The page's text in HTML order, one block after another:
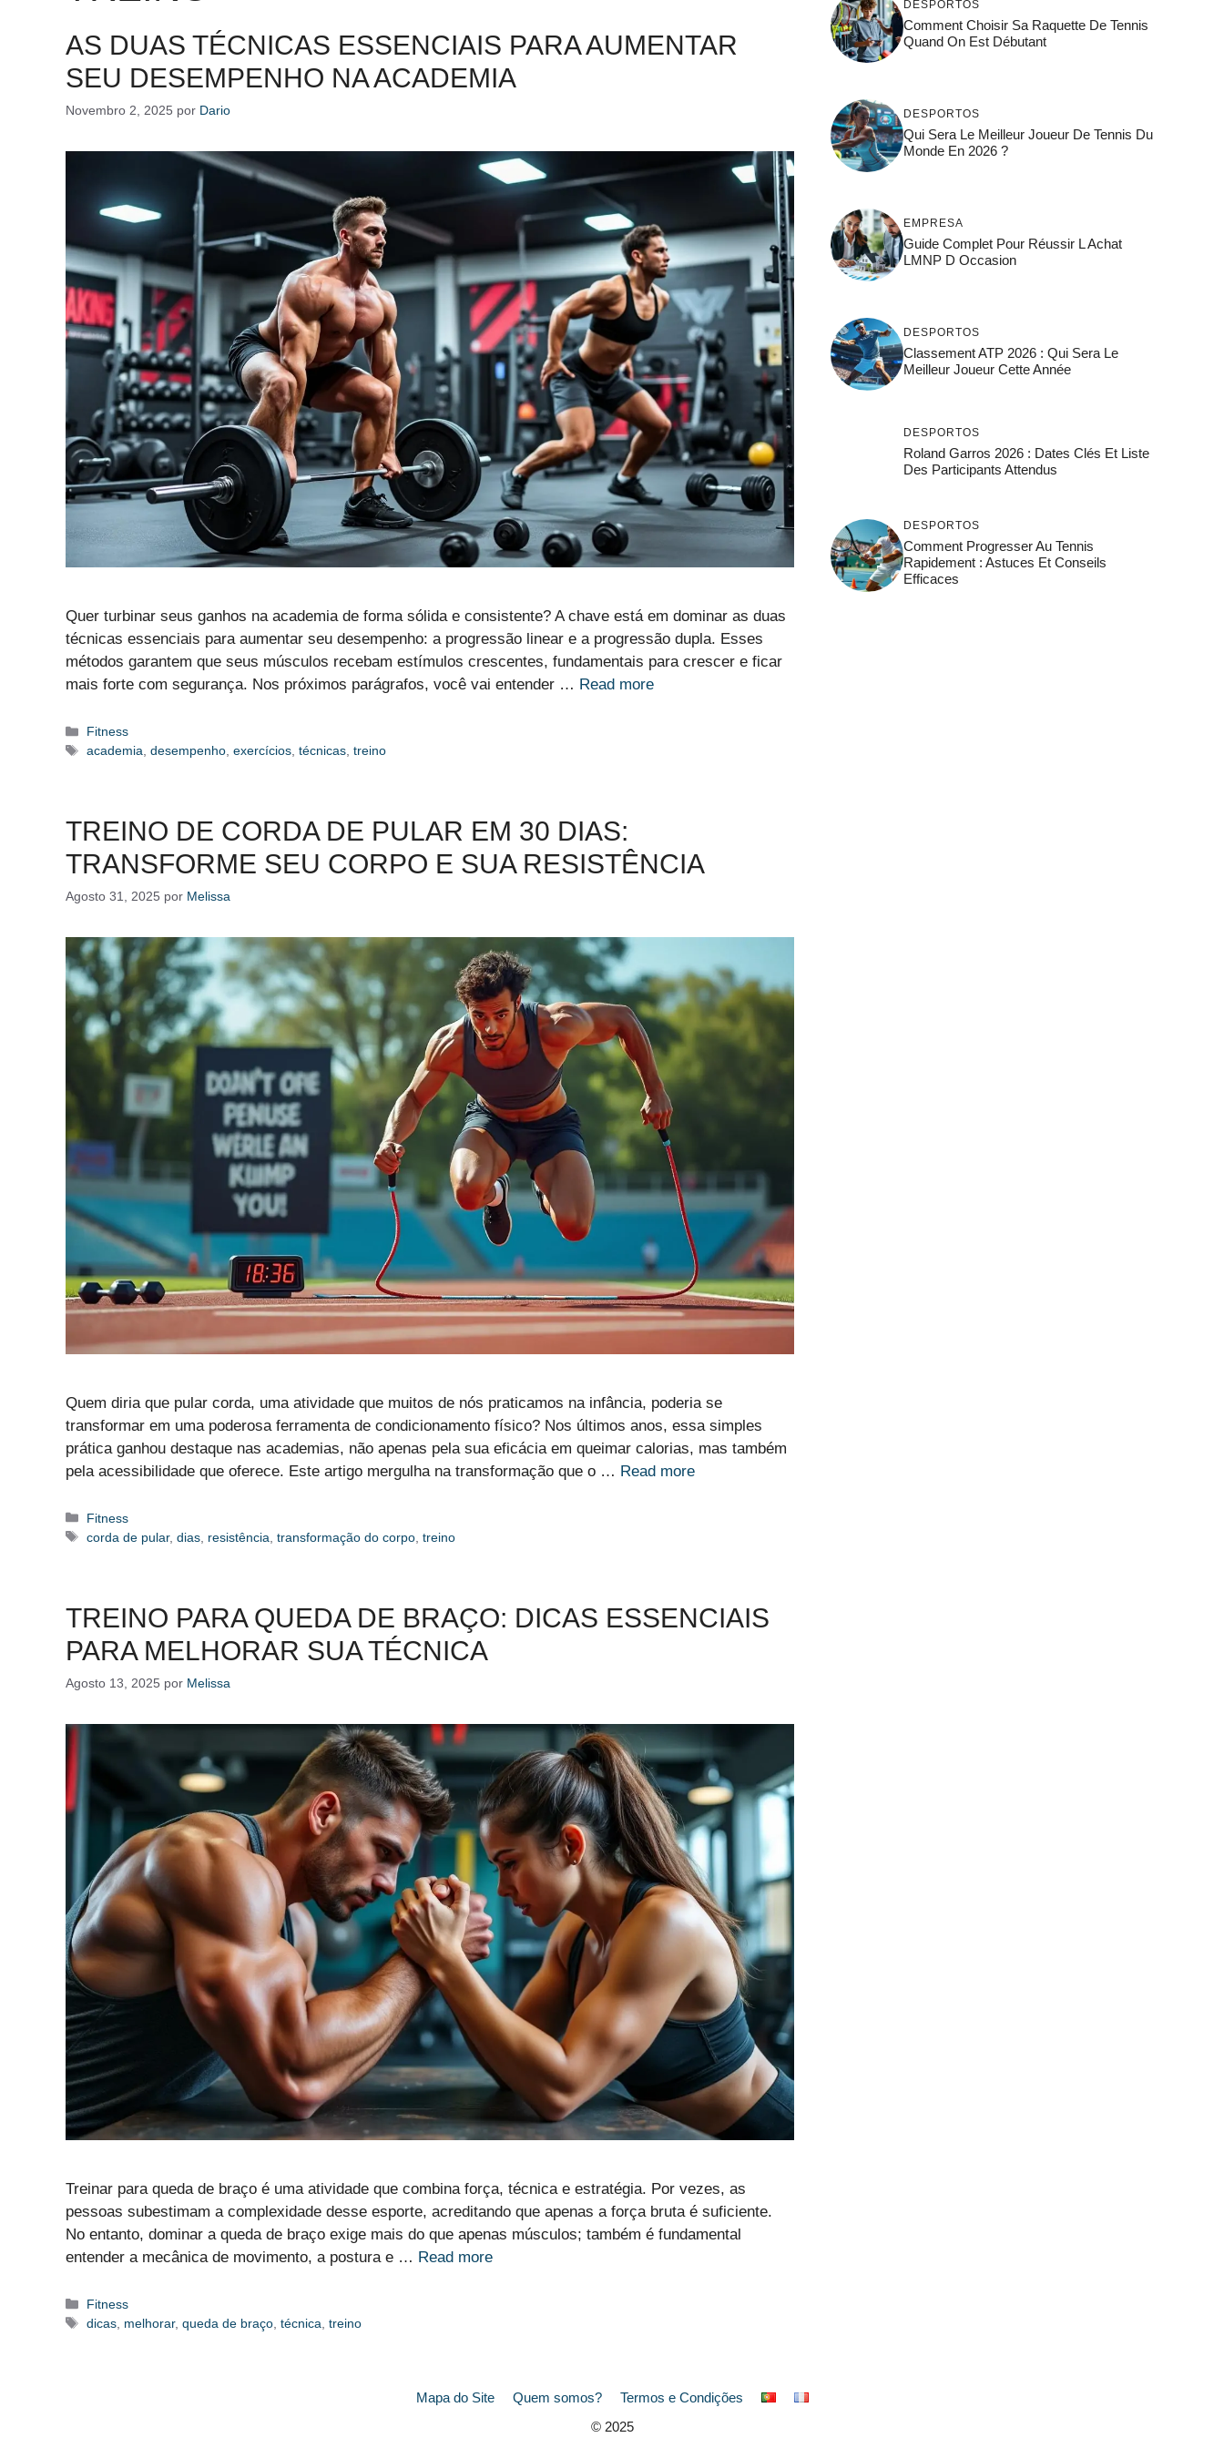
AS DUAS TÉCNICAS ESSENCIAIS PARA AUMENTAR
SEU DESEMPENHO NA ACADEMIA
Novembro 2, 2025 por Dario
Quer turbinar seus ganhos na academia de forma sólida e consistente? A chave está em dominar as duas
técnicas essenciais para aumentar seu desempenho: a progressão linear e a progressão dupla. Esses
métodos garantem que seus músculos recebam estímulos crescentes, fundamentais para crescer e ficar
mais forte com segurança. Nos próximos parágrafos, você vai entender … Read more
Categorias
Fitness
Etiquetas
academia,desempenho,exercícios,técnicas,treino
TREINO DE CORDA DE PULAR EM 30 DIAS:
TRANSFORME SEU CORPO E SUA RESISTÊNCIA
Agosto 31, 2025 por Melissa
Quem diria que pular corda, uma atividade que muitos de nós praticamos na infância, poderia se
transformar em uma poderosa ferramenta de condicionamento físico? Nos últimos anos, essa simples
prática ganhou destaque nas academias, não apenas pela sua eficácia em queimar calorias, mas também
pela acessibilidade que oferece. Este artigo mergulha na transformação que o … Read more
Categorias
Fitness
Etiquetas
corda de pular,dias resistência ,transformação do corpo ,treino
TREINO PARA QUEDA DE BRAÇO: DICAS ESSENCIAIS
PARA MELHORAR SUA TÉCNICA
Agosto 13, 2025 por Melissa
Treinar para queda de braço é uma atividade que combina força, técnica e estratégia. Por vezes, as
pessoas subestimam a complexidade desse esporte, acreditando que apenas a força bruta é suficiente.
No entanto, dominar a queda de braço exige mais do que apenas músculos; também é fundamental
entender a mecânica de movimento, a postura e … Read more
Categorias
Fitness
Etiquetas
dicas melhorar,queda de braço ,técnica ,treino
DESPORTOS
Comment Choisir Sa Raquette De Tennis
Quand On Est Débutant
DESPORTOS
Qui Sera Le Meilleur Joueur De Tennis Du
Monde En 2026 ?
EMPRESA
Guide Complet Pour Réussir L Achat
LMNP D Occasion
DESPORTOS
Classement ATP 2026 : Qui Sera Le
Meilleur Joueur Cette Année
DESPORTOS
Roland Garros 2026 : Dates Clés Et Liste
Des Participants Attendus
DESPORTOS
Comment Progresser Au Tennis
Rapidement : Astuces Et Conseils
Efficaces
Mapa do Site Quem somos?
Termos e Condições
© 2025